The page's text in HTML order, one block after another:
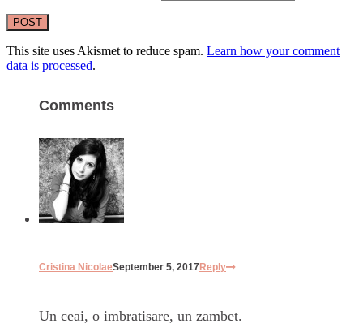
This site uses Akismet to reduce spam. Learn how your comment
data is processed.
Comments
Cristina NicolaeSeptember 5, 2017Reply
Un ceai, o imbratisare, un zambet.